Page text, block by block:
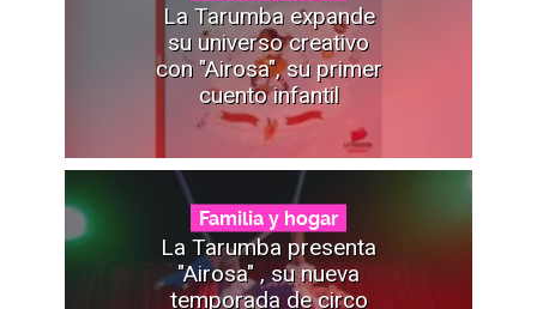
La Tarumba expande
su universo creativo
con "Airosa", su primer
cuento infantil
Familia y hogar
La Tarumba presenta
"Airosa" , su nueva
temporada de circo